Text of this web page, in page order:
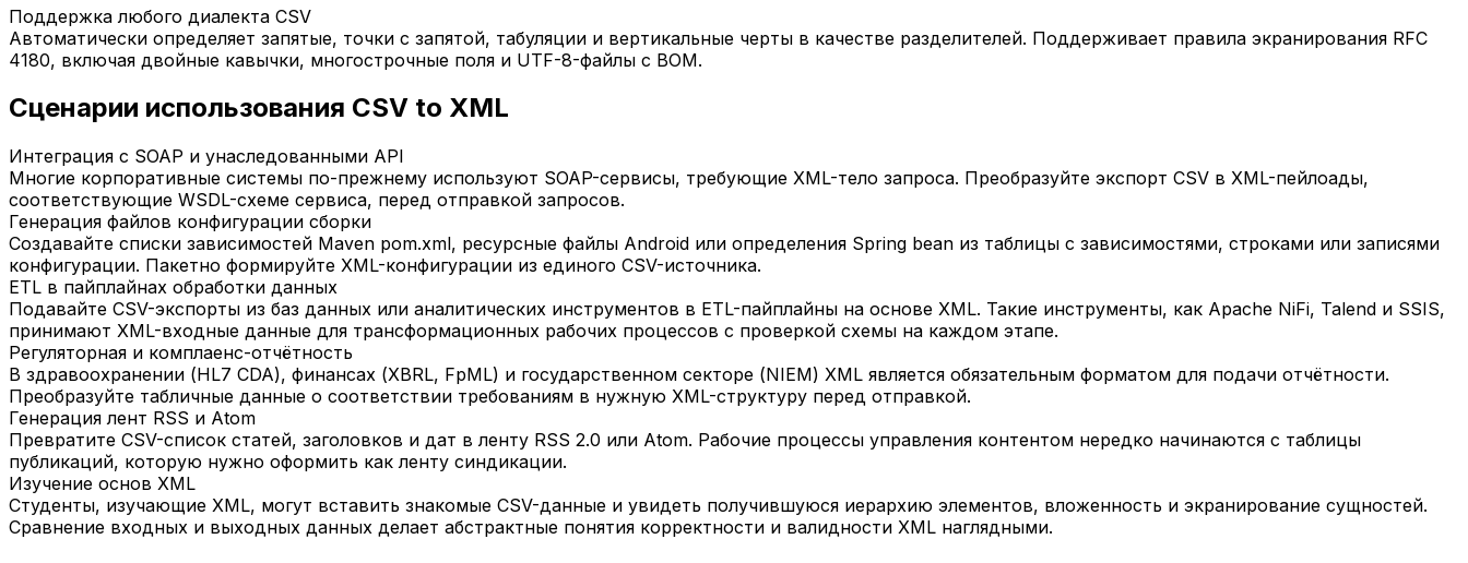
Поддержка любого диалекта CSV
Автоматически определяет запятые, точки с запятой, табуляции и вертикальные черты в качестве разделителей. Поддерживает правила экранирования RFC
4180, включая двойные кавычки, многострочные поля и UTF-8-файлы с BOM.
Сценарии использования CSV to XML
Интеграция с SOAP и унаследованными API
Многие корпоративные системы по-прежнему используют SOAP-сервисы, требующие XML-тело запроса. Преобразуйте экспорт CSV в XML-пейлоады,
соответствующие WSDL-схеме сервиса, перед отправкой запросов.
Генерация файлов конфигурации сборки
Создавайте списки зависимостей Maven pom.xml, ресурсные файлы Android или определения Spring bean из таблицы с зависимостями, строками или записями
конфигурации. Пакетно формируйте XML-конфигурации из единого CSV-источника.
ETL в пайплайнах обработки данных
Подавайте CSV-экспорты из баз данных или аналитических инструментов в ETL-пайплайны на основе XML. Такие инструменты, как Apache NiFi, Talend и SSIS,
принимают XML-входные данные для трансформационных рабочих процессов с проверкой схемы на каждом этапе.
Регуляторная и комплаенс-отчётность
В здравоохранении (HL7 CDA), финансах (XBRL, FpML) и государственном секторе (NIEM) XML является обязательным форматом для подачи отчётности.
Преобразуйте табличные данные о соответствии требованиям в нужную XML-структуру перед отправкой.
Генерация лент RSS и Atom
Превратите CSV-список статей, заголовков и дат в ленту RSS 2.0 или Atom. Рабочие процессы управления контентом нередко начинаются с таблицы
публикаций, которую нужно оформить как ленту синдикации.
Изучение основ XML
Студенты, изучающие XML, могут вставить знакомые CSV-данные и увидеть получившуюся иерархию элементов, вложенность и экранирование сущностей.
Сравнение входных и выходных данных делает абстрактные понятия корректности и валидности XML наглядными.